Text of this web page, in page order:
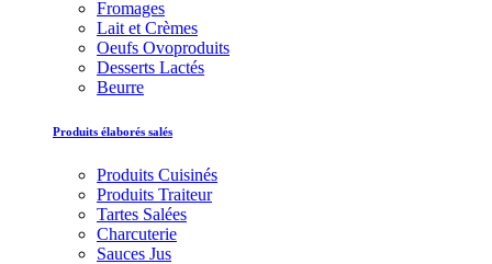
Fromages
Lait et Crèmes
Oeufs Ovoproduits
Desserts Lactés
Beurre
Produits élaborés salés
Produits Cuisinés
Produits Traiteur
Tartes Salées
Charcuterie
Sauces Jus